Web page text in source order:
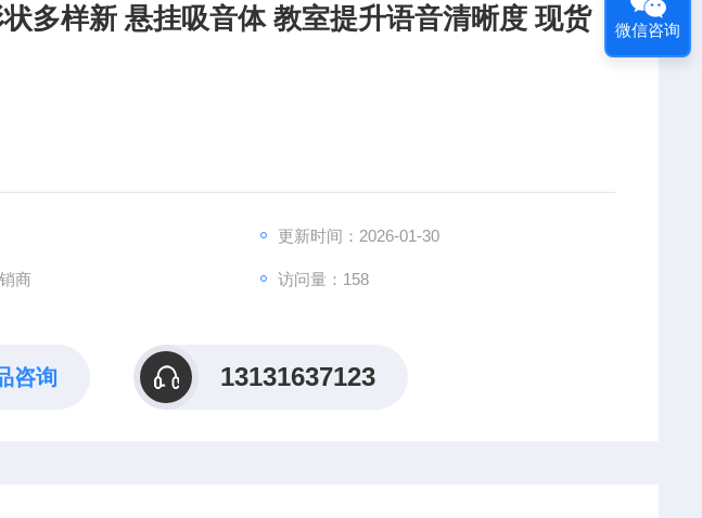
多样新 悬挂吸音体 教室提升语音清晰度 现货
更新时间：2026-01-30
商 访问量：158
咨询 13131637123
微信咨询